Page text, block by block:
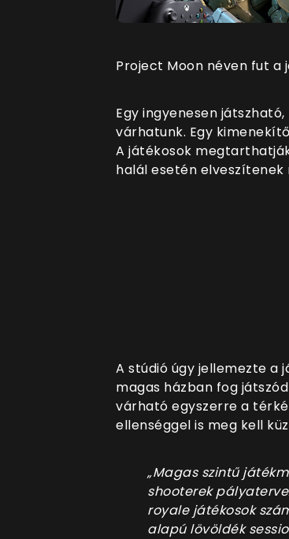
Project Moon néven fut a
Egy ingyenesen
várhatunk. Egy
A játékosok
halál esetén
A stúdió úgy jellemezte a
magas házban fog
várható egyszerre a
ellenséggel is meg kell
„Magas szintű
shooterek
royale játékosok
alapú lövöldék